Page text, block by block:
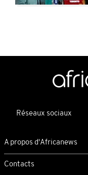
Réseaux sociaux
A propos d'Africanews
Contacts